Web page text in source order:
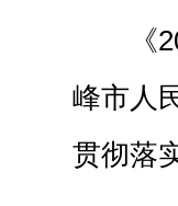
峰市人
贯彻落